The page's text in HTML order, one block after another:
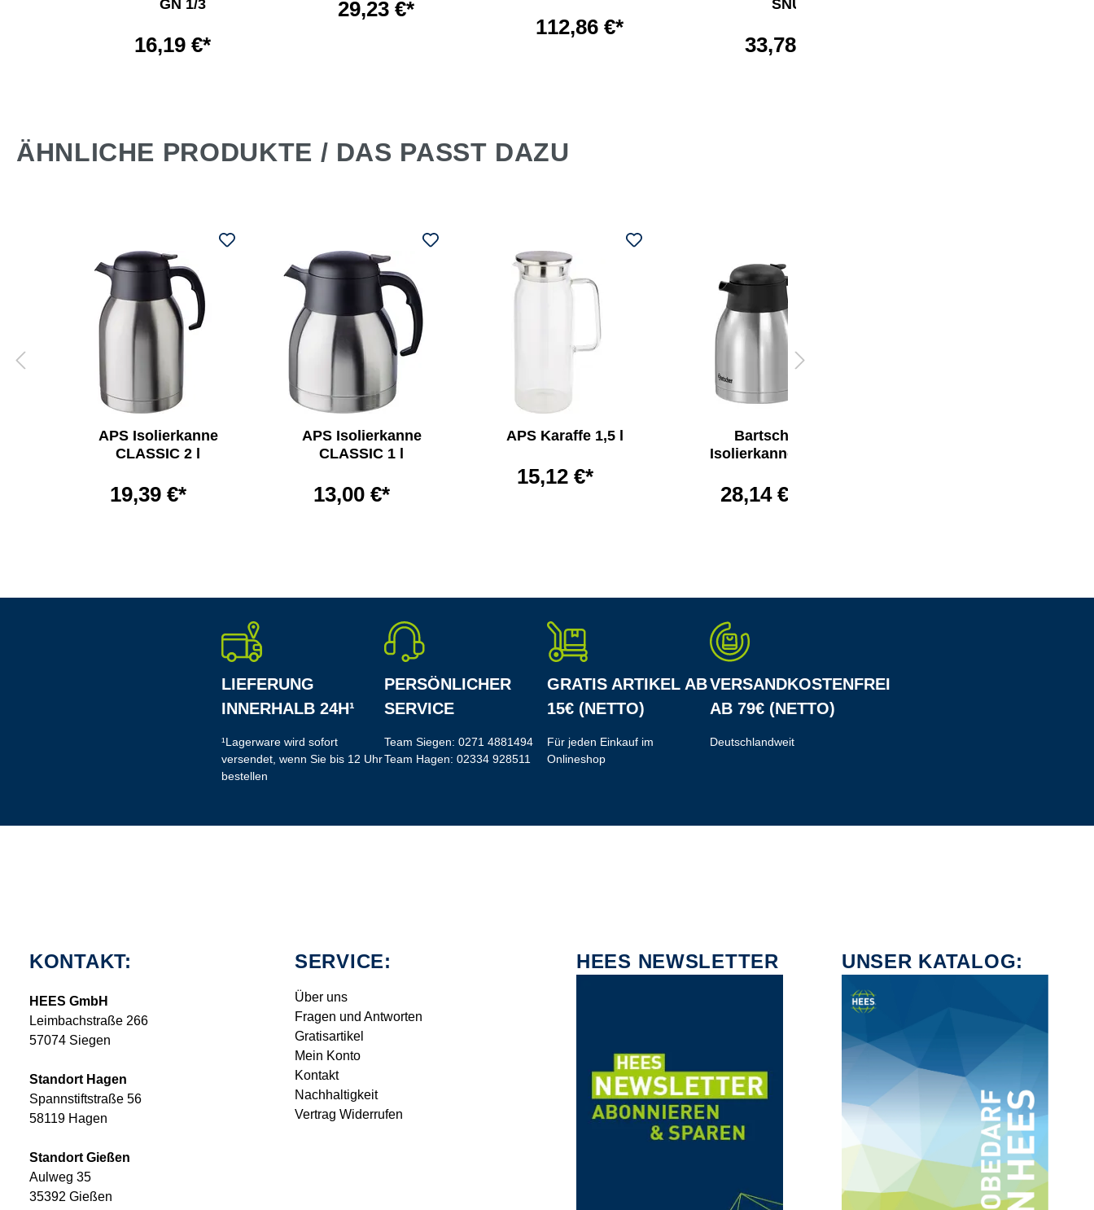
GN 1/3
16,19 €*
29,23 €*
112,86 €*
SNUG
33,78 €*
ÄHNLICHE PRODUKTE / DAS PASST DAZU
APS Isolierkanne
CLASSIC 2 l
19,39 €*
APS Isolierkanne
CLASSIC 1 l
13,00 €*
APS Karaffe 1,5 l
15,12 €*
Bartscher
Isolierkanne 1,5 l
28,14 €*
LIEFERUNG
INNERHALB 24H¹
¹Lagerware wird sofort
versendet, wenn Sie bis 12 Uhr
bestellen
PERSÖNLICHER
SERVICE
Team Siegen: 0271 4881494
Team Hagen: 02334 928511
GRATIS ARTIKEL AB
15€ (NETTO)
Für jeden Einkauf im
Onlineshop
VERSANDKOSTENFREI
AB 79€ (NETTO)
Deutschlandweit
KONTAKT:
HEES GmbH
Leimbachstraße 266
57074 Siegen
Standort Hagen
Spannstiftstraße 56
58119 Hagen
Standort Gießen
Aulweg 35
35392 Gießen
SERVICE:
Über uns
Fragen und Antworten
Gratisartikel
Mein Konto
Kontakt
Nachhaltigkeit
Vertrag Widerrufen
HEES NEWSLETTER UNSER KATALOG: